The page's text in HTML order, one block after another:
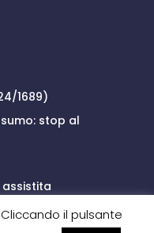
1689)
stop al
il pulsante